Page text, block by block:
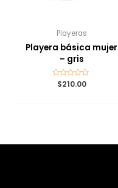
Playeras
Playera básica mujer
– gris
Valorado
con$210.00